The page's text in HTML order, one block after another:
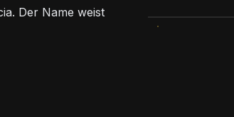
Der Name weist